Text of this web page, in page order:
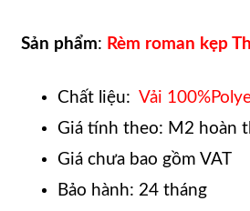
Sản phẩm: Rèm roman kẹp
Chất liệu: Vải
Giá tính theo: M2 hoàn
Giá chưa bao gồm VAT
Bảo hành: 24 tháng